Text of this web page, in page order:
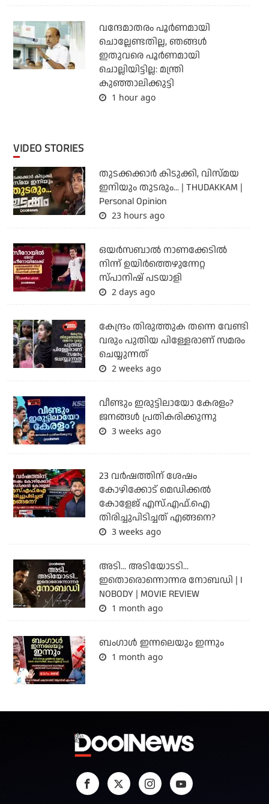
വന്ദേമാതരം പൂര്‍ണമായി
ചൊല്ലേണ്ടതില്ല, ഞങ്ങള്‍
ഇതുവരെ പൂര്‍ണമായി
ചൊല്ലിയിട്ടില്ല: മന്ത്രി
കുഞ്ഞാലിക്കുട്ടി
1 hour ago
VIDEO STORIES
തുടക്കക്കാര്‍ കിടുക്കി, വിസ്മയ
ഇനിയും തുടരും... | THUDAKKAM |
Personal Opinion
23 hours ago
ഒയര്‍സബാൽ നാണക്കേടിൽ
നിന്ന് ഉയിർത്തെഴുന്നേറ്റ
സ്പാനിഷ് പടയാളി
2 days ago
കേന്ദ്രം തിരുത്തുക തന്നെ വേണ്ടി
വരും പുതിയ പിള്ളേരാണ് സമരം
ചെയ്യുന്നത്
2 weeks ago
വീണ്ടും ഇരുട്ടിലായോ കേരളം?
ജനങ്ങൾ പ്രതികരിക്കുന്നു
3 weeks ago
23 വർഷത്തിന് ശേഷം
കോഴിക്കോട് മെഡിക്കൽ
കോളേജ് എസ്.എഫ്.ഐ
തിരിച്ചുപിടിച്ചത് എങ്ങനെ?
3 weeks ago
അടി... അടിയോടടി...
ഇതൊരൊന്നൊന്നര നോബഡി | I
NOBODY | MOVIE REVIEW
1 month ago
ബംഗാള്‍ ഇന്നലെയും ഇന്നും
1 month ago